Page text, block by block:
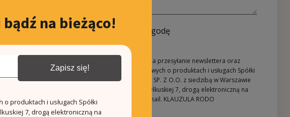
Wyrażam zgodę
Wyrażam zgodę na przesyłanie newslettera oraz
informacji handlowych o produktach i usługach Spółki
REZYDENCJE ANIN SP. Z O.O. z siedzibą w Warszawie
(02-604) przy ul. Olkuskiej 7, drogą elektroniczną na
podany adres e-mail. KLAUZULA RODO
na bieżąco!
Zapisz się!
produktach i usługach Spółki
7, drogą elektroniczną na